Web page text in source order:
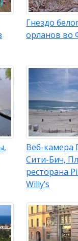
Гнездо
орланов во
Веб-камера
Сити-Бич,
ресторана
Willy’s